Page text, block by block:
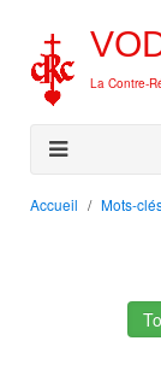
La Contre-
Accueil Mots-